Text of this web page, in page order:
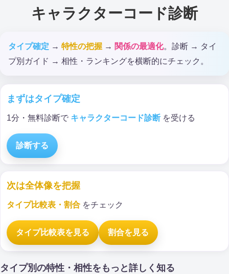
キャラクターコード診断
タイプ確定 → 特性の把握 → 関係の最適化。診断 → タイ
プ別ガイド → 相性・ランキングを横断的にチェック。
まずはタイプ確定
1分・無料診断で キャラクターコード診断 を受ける
診断する
次は全体像を把握
タイプ比較表・割合 をチェック
タイプ比較表を見る 割合を見る
タイプ別の特性・相性をもっと詳しく知る